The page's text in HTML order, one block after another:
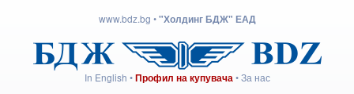
www.bdz.bg •"Холдинг БДЖ" ЕАД
In English •Профил на купувача •За нас